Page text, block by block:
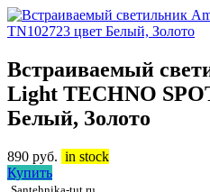
Встраиваемый
Light TECHNO
Белый, Золото
890 руб. in stock
Купить